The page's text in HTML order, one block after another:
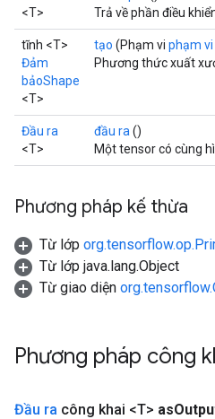
<T>
Trả về phần điều
tĩnh <T>
Đảm
bảoShape
<T>
tạo (Phạm vi phạm vi
Phương thức xuất
Đầu ra
<T>
đầu ra ()
Một tensor có cùng
Phương pháp kế thừa
Từ lớp
Từ lớp java.lang.Object
Từ giao diện
Phương pháp công
Đầu ra công khai <T> as